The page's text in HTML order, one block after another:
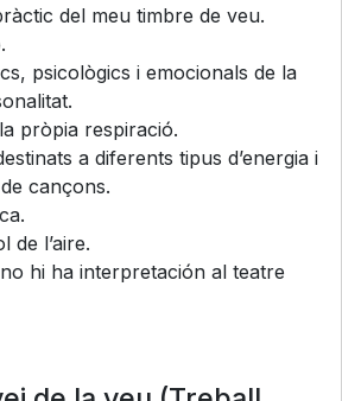
del meu timbre de veu.
psicològics i emocionals de la
pròpia respiració.
a diferents tipus d’energia i
cançons.
de l’aire.
hi ha interpretación al teatre